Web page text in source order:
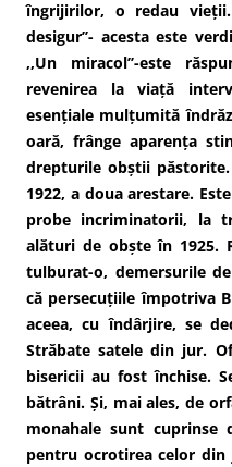
îngrijirilor, o redau
desigur’’- acesta este
,,Un miracol’’-este
revenirea la viață
esențiale mulțumită
oară, frânge aparența
drepturile obștii
1922, a doua arestare.
probe incriminatorii, la
alături de obște în 1925.
tulburat-o, demersurile
că persecuțiile împotriva
aceea, cu îndârjire, se
Străbate satele din jur.
bisericii au fost închise.
bătrâni. Și, mai ales, de
monahale sunt cuprinse
pentru ocrotirea celor din